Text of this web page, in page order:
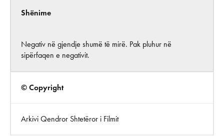
Shënime
Negativ në gjendje shumë të mirë. Pak pluhur në
sipërfaqen e negativit.
© Copyright
Arkivi Qendror Shtetëror i Filmit